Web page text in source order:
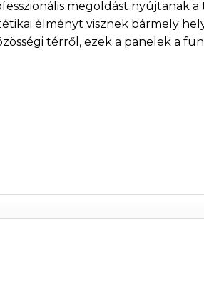
megoldást nyújtanak a
élményt visznek bármely
térről, ezek a panelek a